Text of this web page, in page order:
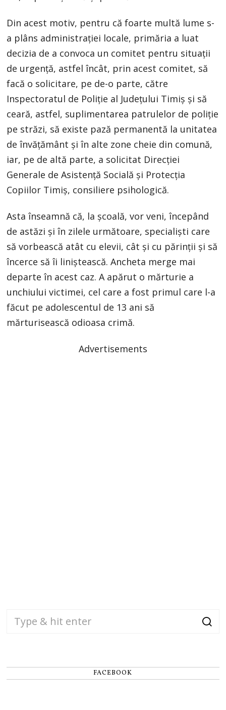
Din acest motiv, pentru că foarte multă lume s-
a plâns administrației locale, primăria a luat
decizia de a convoca un comitet pentru situații
de urgență, astfel încât, prin acest comitet, să
facă o solicitare, pe de-o parte, către
Inspectoratul de Poliție al Județului Timiș și să
ceară, astfel, suplimentarea patrulelor de poliție
pe străzi, să existe pază permanentă la unitatea
de învățământ și în alte zone cheie din comună,
iar, pe de altă parte, a solicitat Direcției
Generale de Asistență Socială și Protecția
Copiilor Timiș, consiliere psihologică.
Asta înseamnă că, la școală, vor veni, începând
de astăzi și în zilele următoare, specialiști care
să vorbească atât cu elevii, cât și cu părinții și să
încerce să îi liniștească. Ancheta merge mai
departe în acest caz. A apărut o mărturie a
unchiului victimei, cel care a fost primul care l-a
făcut pe adolescentul de 13 ani să
mărturisească odioasa crimă.
Advertisements
FACEBOOK